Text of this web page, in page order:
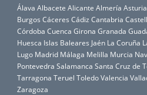
Álava Albacete Alicante Almería
Burgos Cáceres Cádiz Cantabria
Córdoba Cuenca Girona Granada
Huesca Islas Baleares Jaén La Coruña
Lugo Madrid Málaga Melilla Murcia
Pontevedra Salamanca Santa Cruz de
Tarragona Teruel ToledoValencia
Zaragoza